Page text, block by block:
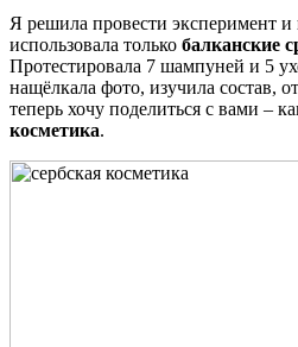
Я решила провести эксперимент и
использовала только балканские
Протестировала 7 шампуней и 5
нащёлкала фото, изучила состав,
теперь хочу поделиться с вами –
косметика.